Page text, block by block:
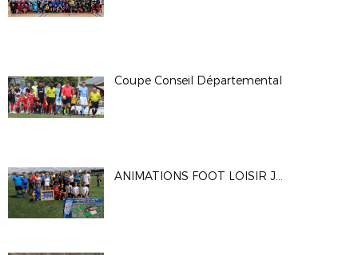
Coupe Conseil Départemental
ANIMATIONS FOOT LOISIR JUIN 2022